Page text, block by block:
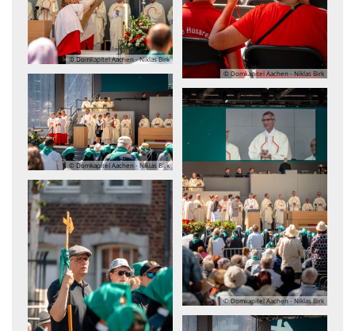
© Domkapitel Aachen - Niklas Birk
© Domkapitel Aachen - Niklas Birk
© Domkapitel Aachen - Niklas Birk
© Domkapitel Aachen - Niklas Birk